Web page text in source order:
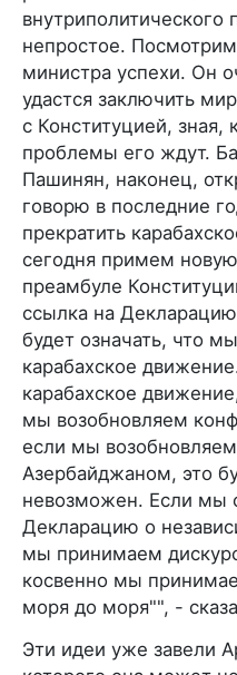
непростое.
министра успехи. Он
удастся заключить
с Конституцией, зная,
проблемы его ждут.
Пашинян, наконец,
говорю в последние
прекратить
сегодня примем
преамбуле
ссылка на
будет означать, что
карабахское
карабахское
мы возобновляем
если мы
Азербайджаном, это
невозможен. Если мы
Декларацию о
мы принимаем
косвенно мы
моря до моря"", -
Эти идеи уже завели